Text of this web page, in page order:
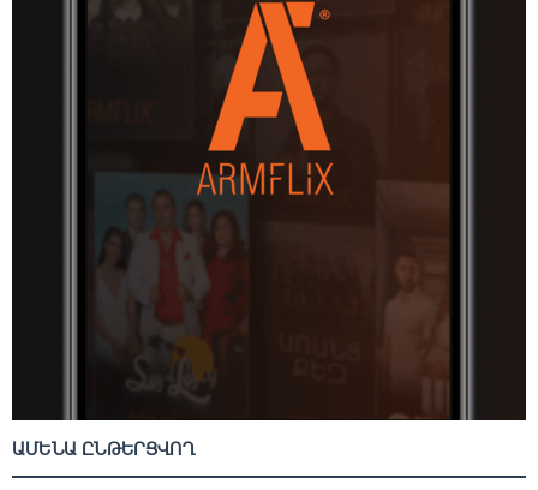
ԱՄԵՆԱ ԸՆԹԵՐՑՎՈՂ